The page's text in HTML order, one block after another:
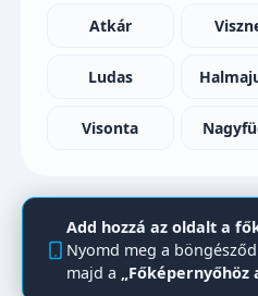
Atkár
Ludas
Visonta
Add hozzá az oldalt a
Nyomd meg a
majd a „Főképernyőhöz